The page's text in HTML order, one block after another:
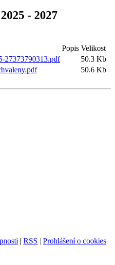
- 2027
Popis Velikost
27373790313.pdf
50.3 Kb
50.6 Kb
| RSS | Prohlášení o cookies